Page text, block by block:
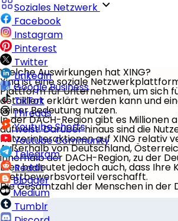
Soziales Netzwerk
Facebook
Instagram
Pinterest
Twitter
LinkedIn
Google Business
TikTok
Threads
Youtube Shorts
Youtube Community
Telegram
Reddit
Blogger
Medium
Tumblr
Welche Auswirkungen hat XING?
Xing ist eine soziale
Plattform für Unternehmen, um sich
detailliert erklärt werden kann und
seiner Bedeutung nutzen.
In der DACH-Region gibt es Millionen
aufweist. Darüber hinaus sind die
Nutzerinteraktionen auf XING relativ
Außerhalb von Deutschland,
innerhalb der DACH-Region, zu der
Dies bedeutet jedoch auch, dass Ihre
Wettbewerbsvorteil verschafft.
Die Gesamtzahl der Menschen in der